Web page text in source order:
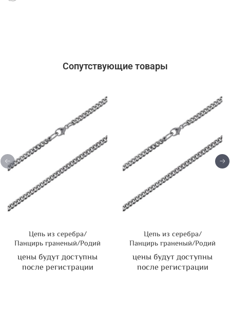
Сопутствующие товары
Цепь из серебра/
Панцирь граненый/Родий
цены будут доступны
после регистрации
Цепь из серебра/
Панцирь граненый/Родий
цены будут доступны
после регистрации